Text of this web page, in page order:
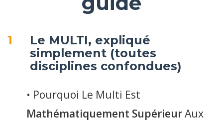
1
Le MULTI, expliqué
simplement (toutes
disciplines confondues)
• Pourquoi Le Multi Est
Mathématiquement SupérieurAux